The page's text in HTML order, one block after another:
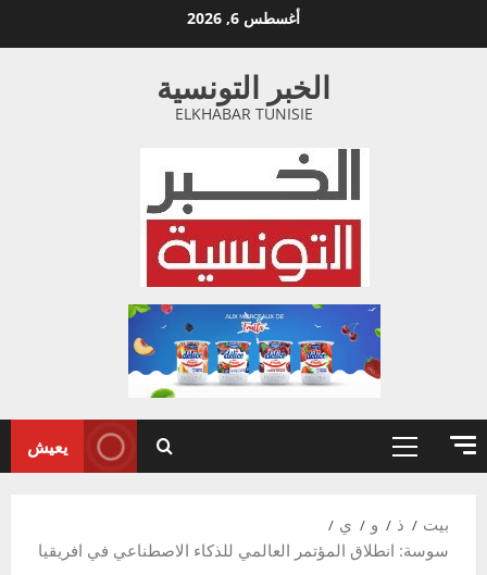
أغسطس 6, 2026
الخبر التونسية
ELKHABAR TUNISIE
القائمة
يعيش
بيت ذ و
ي
سوسة: انطلاق المؤتمر العالمي للذكاء الاصطناعي في افريقيا